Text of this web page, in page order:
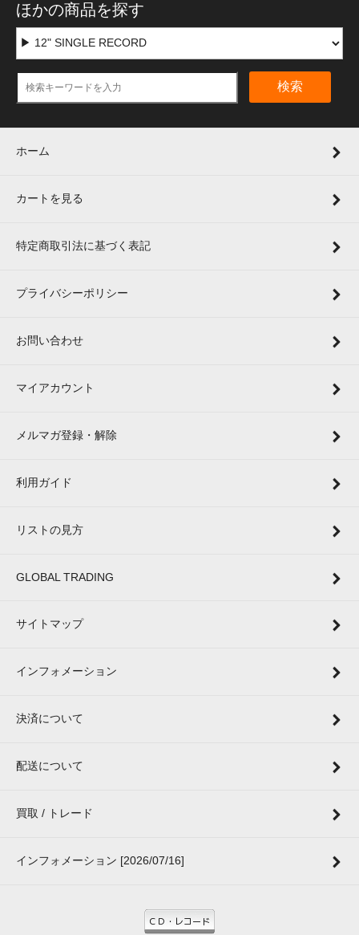
ほかの商品を探す
検索
ホーム
カートを見る
特定商取引法に基づく表記
プライバシーポリシー
お問い合わせ
マイアカウント
メルマガ登録・解除
利用ガイド
リストの見方
GLOBAL TRADING
サイトマップ
インフォメーション
決済について
配送について
買取 / トレード
インフォメーション [2026/07/16]